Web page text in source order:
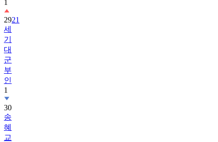
1
2921
세
기
대
군
부
인
1
30
송
혜
교